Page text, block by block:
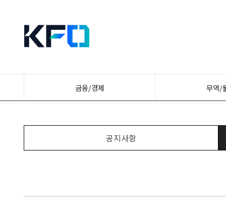
금융/경제 무역/
공지사항